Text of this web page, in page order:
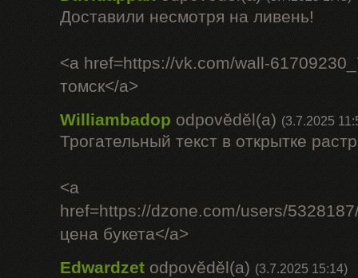
Доставили несмотря на ливень!
<a href=https://vk.com/wall-
томск</a>
Williambadop odpověděl(a) (3.7.2025
Трогательный текст в открытке
<a
href=https://dzone.com/users/
цена букета</a>
Edwardzet odpověděl(a) (3.7.2025 15:14)